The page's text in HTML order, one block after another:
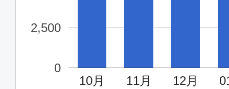
14:45
普通席
10月 11月 12月
0
2,500